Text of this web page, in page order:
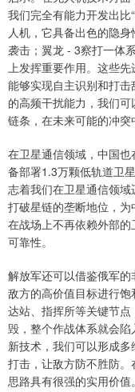
我们完全有能力开发出
人机，它具备出色的隐
袭击；翼龙 - 3察打一体
上发挥重要作用。这些
能够实现自主识别和打
的高频干扰能力，我们
链条，在未来可能的冲突
在卫星通信领域，中国也
备部署1.3万颗低轨道卫
志着我们在卫星通信领域
打破星链的垄断地位，
在战场上不再依赖外部
可靠性。
解放军还可以借鉴俄军
敌方的高价值目标进行
达站、指挥所等关键节
毁，整个作战体系就会
新技术，我们可以形成
打击，让敌方防不胜防
思路具有很强的实用价